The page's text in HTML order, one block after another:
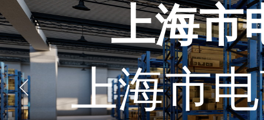
上海市
上海市